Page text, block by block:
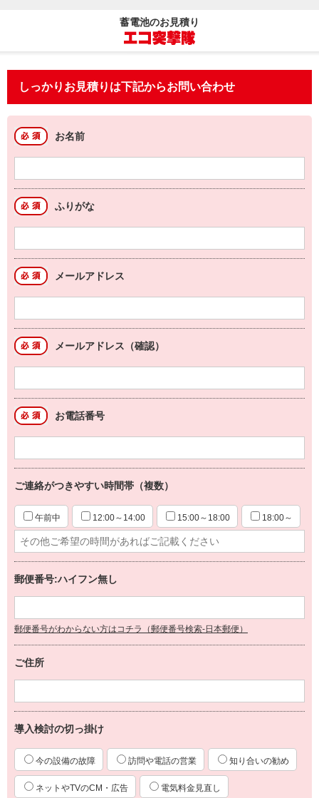
蓄電池のお見積り
しっかりお見積りは下記からお問い合わせ
お名前
ふりがな
メールアドレス
メールアドレス（確認）
お電話番号
ご連絡がつきやすい時間帯（複数）
午前中 12:00～14:00 15:00～18:00 18:00～
郵便番号:ハイフン無し
郵便番号がわからない方はコチラ（郵便番号検索-日本郵便）
ご住所
導入検討の切っ掛け
今の設備の故障 訪問や電話の営業 知り合いの勧め
ネットやTVのCM・広告 電気料金見直し